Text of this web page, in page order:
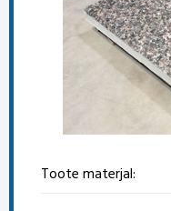
Toote materjal: